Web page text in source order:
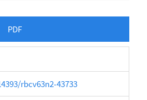
PDF
rbcv63n2-43733